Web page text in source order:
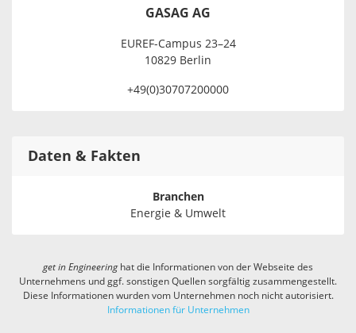
GASAG AG
EUREF-Campus 23–24
10829 Berlin
+49(0)30707200000
Daten & Fakten
Branchen
Energie & Umwelt
get in Engineeringhat die Informationen von der Webseite des
Unternehmens und ggf. sonstigen Quellen sorgfältig zusammengestellt.
Diese Informationen wurden vom Unternehmen noch nicht autorisiert.
Informationen für Unternehmen